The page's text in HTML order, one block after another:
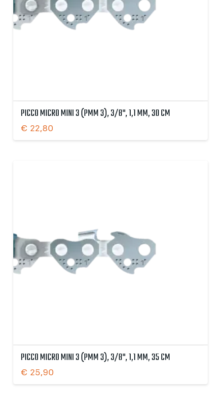
PICCO MICRO MINI 3 (PMM 3), 3/8", 1,1 MM, 30 CM
€ 22,80
PICCO MICRO MINI 3 (PMM 3), 3/8", 1,1 MM, 35 CM
€ 25,90